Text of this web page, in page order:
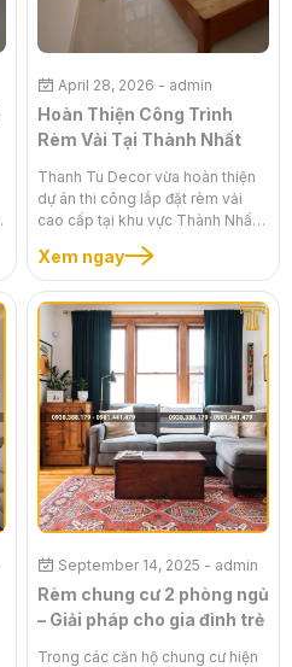
April 28, 2026 - admin
Hoàn Thiện Công Trình
Rèm Vải Tại Thành Nhất
Thanh Tu Decor vừa hoàn thiện
dự án thi công lắp đặt rèm vải
cao cấp tại khu vực Thành Nhất.
Công trình mang đến sự thay đổi
rõ rệt cho không gian sống – từ
đơn giản trở nên sang trọng, tinh
tế và tiện nghi hơn.
Xem ngay
September 14, 2025 - admin
Rèm chung cư 2 phòng ngủ
– Giải pháp cho gia đình trẻ
Trong các căn hộ chung cư hiện